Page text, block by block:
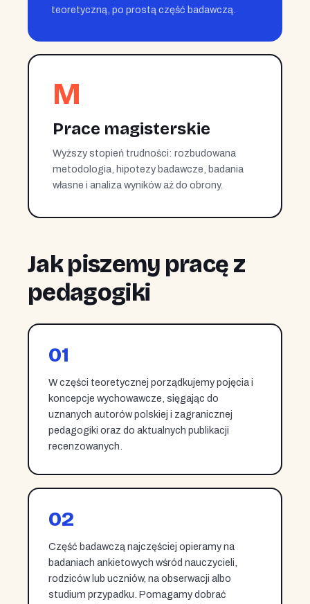
teoretyczną, po prostą część badawczą.
M
Prace magisterskie
Wyższy stopień trudności: rozbudowana
metodologia, hipotezy badawcze, badania
własne i analiza wyników aż do obrony.
Jak piszemy pracę z
pedagogiki
01
W części teoretycznej porządkujemy pojęcia i
koncepcje wychowawcze, sięgając do
uznanych autorów polskiej i zagranicznej
pedagogiki oraz do aktualnych publikacji
recenzowanych.
02
Część badawczą najczęściej opieramy na
badaniach ankietowych wśród nauczycieli,
rodziców lub uczniów, na obserwacji albo
studium przypadku. Pomagamy dobrać